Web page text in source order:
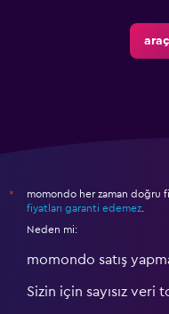
*
momondo her zaman doğru
fiyatları garanti edemez.
Neden mi:
momondo satış
Sizin için sayısız veri